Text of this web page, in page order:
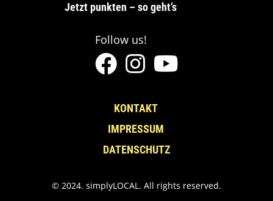
Jetzt punkten – so geht’s
Follow us!
KONTAKT
IMPRESSUM
DATENSCHUTZ
© 2024. simplyLOCAL. All rights reserved.